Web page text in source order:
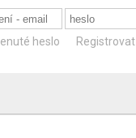
heslo Registrovat